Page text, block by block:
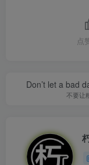
点
Don’t let a bad
不要让